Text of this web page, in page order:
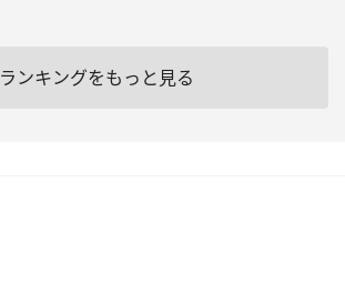
ランキングをもっと見る